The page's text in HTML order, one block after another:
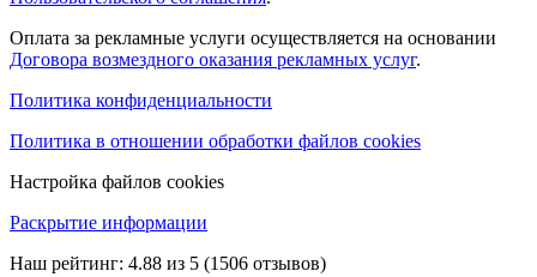
Оплата за рекламные услуги осуществляется на основании
Договора возмездного оказания рекламных услуг.
Политика конфиденциальности
Политика в отношении обработки файлов cookies
Настройка файлов cookies
Раскрытие информации
Наш рейтинг: 4.88 из 5 (1506 отзывов)